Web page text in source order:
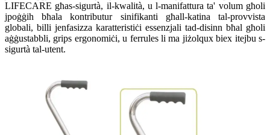
LIFECARE għas-sigurtà, il-kwalità, u l-manifattura ta' volum għoli
jpoġġih bħala kontributur sinifikanti għall-katina tal-provvista
globali, billi jenfasizza karatteristiċi essenzjali tad-disinn bħal għoli
aġġustabbli, grips ergonomiċi, u ferrules li ma jiżolqux biex itejbu s-
sigurtà tal-utent.